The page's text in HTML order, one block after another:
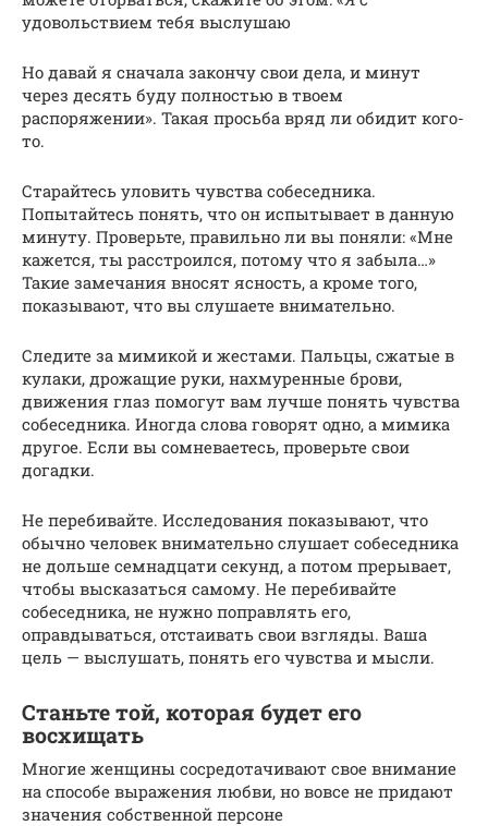
удовольствием тебя выслушаю
Но давай я сначала закончу свои дела, и минут
через десять буду полностью в твоем
распоряжении». Такая просьба вряд ли обидит кого-
то.
Старайтесь уловить чувства собеседника.
Попытайтесь понять, что он испытывает в данную
минуту. Проверьте, правильно ли вы поняли: «Мне
кажется, ты расстроился, потому что я забыла…»
Такие замечания вносят ясность, а кроме того,
показывают, что вы слушаете внимательно.
Следите за мимикой и жестами. Пальцы, сжатые в
кулаки, дрожащие руки, нахмуренные брови,
движения глаз помогут вам лучше понять чувства
собеседника. Иногда слова говорят одно, а мимика
другое. Если вы сомневаетесь, проверьте свои
догадки.
Не перебивайте. Исследования показывают, что
обычно человек внимательно слушает собеседника
не дольше семнадцати секунд, а потом прерывает,
чтобы высказаться самому. Не перебивайте
собеседника, не нужно поправлять его,
оправдываться, отстаивать свои взгляды. Ваша
цель — выслушать, понять его чувства и мысли.
Станьте той, которая будет его
восхищать
Многие женщины сосредотачивают свое внимание
на способе выражения любви, но вовсе не придают
значения собственной персоне